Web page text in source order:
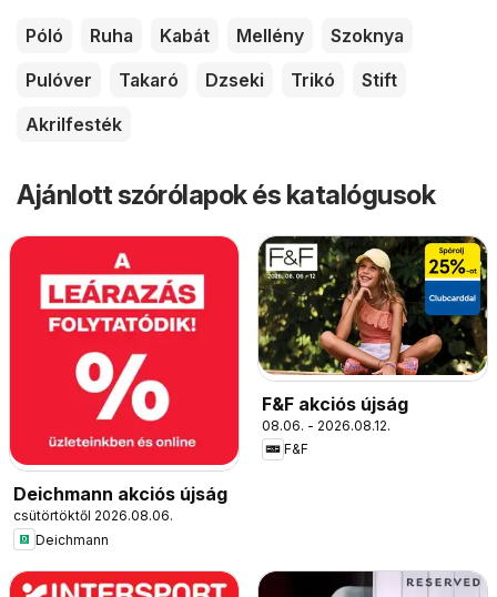
Póló Ruha Kabát Mellény
Szoknya
Pulóver
Takaró Dzseki Trikó
Stift
Akrilfesték
Ajánlott szórólapok és katalógusok
Deichmann akciós újság
csütörtöktől 2026.08.06.
Deichmann
F&F akciós újság
08.06. - 2026.08.12.
F&F